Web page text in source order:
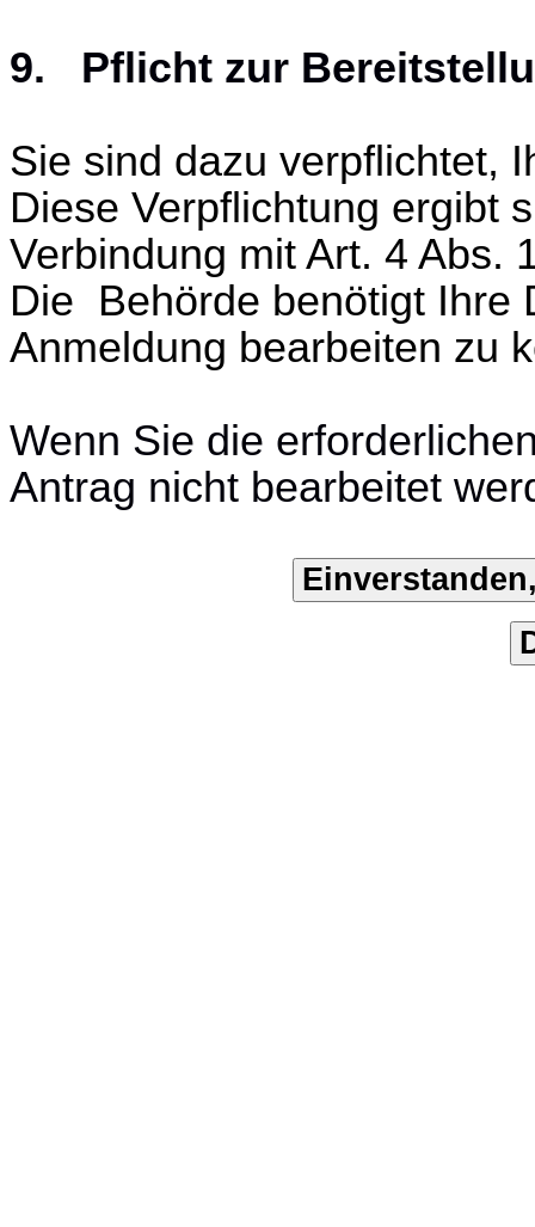
9. Pflicht zur
Sie sind dazu verpflichtet,
Diese Verpflichtung ergibt
Verbindung mit Art. 4 Abs.
Die Behörde benötigt Ihre
Anmeldung bearbeiten zu
Wenn Sie die
Antrag nicht bearbeitet